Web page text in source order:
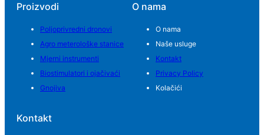
Proizvodi
Poljoprivredni dronovi
Agro meterološke stanice
Mjerni instrumenti
Biostimulatori i ojačivaći
Gnojiva
O nama
O nama
Naše usluge
Kontakt
Privacy Policy
Kolačići
Kontakt